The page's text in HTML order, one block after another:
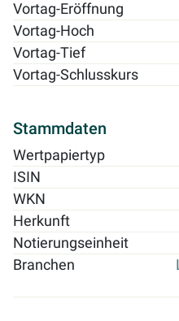
Vortag-Eröffnung
Vortag-Hoch
Vortag-Tief
Vortag-Schlusskurs
Stammdaten
Wertpapiertyp
ISIN
WKN
Herkunft
Notierungseinheit
Branchen